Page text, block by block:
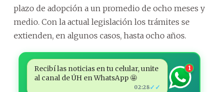
plazo de adopción a un promedio de ocho meses y
medio. Con la actual legislación los trámites se
extienden, en algunos casos, hasta ocho años.
Recibí las noticias en tu celular, unite
al canal de ÚH en WhatsApp 🤩
02:28✓✓
1